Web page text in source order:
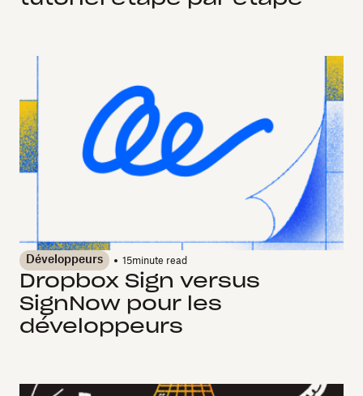
Développeurs 15minute read
Dropbox Sign versus
SignNow pour les
développeurs